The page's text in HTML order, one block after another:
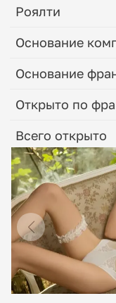
Роялти
Основание
Основание
Открыто по
Всего открыто